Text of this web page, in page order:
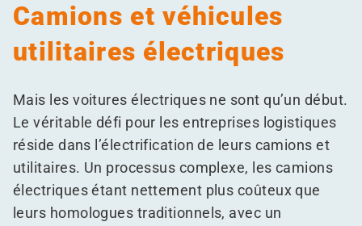
Camions et véhicules
utilitaires électriques
Mais les voitures électriques ne sont qu’un début.
Le véritable défi pour les entreprises logistiques
réside dans l’électrification de leurs camions et
utilitaires. Un processus complexe, les camions
électriques étant nettement plus coûteux que
leurs homologues traditionnels, avec un